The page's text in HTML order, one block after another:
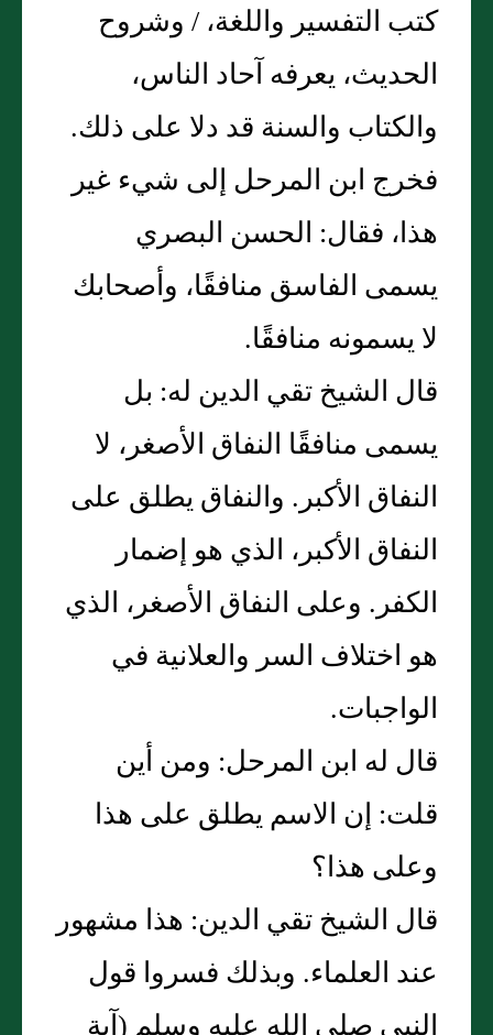
كتب التفسير واللغة، / وشروح
الحديث، يعرفه آحاد الناس،
والكتاب والسنة قد دلا على ذلك‏.‏
فخرج ابن المرحل إلى شيء غير
هذا، فقال‏:‏ الحسن البصري
يسمى الفاسق منافقًا، وأصحابك
لا يسمونه منافقًا‏.‏
قال الشيخ تقي الدين له‏:‏ بل
يسمى منافقًا النفاق الأصغر، لا
النفاق الأكبر‏.‏ والنفاق يطلق على
النفاق الأكبر، الذي هو إضمار
الكفر‏.‏ وعلى النفاق الأصغر، الذي
هو اختلاف السر والعلانية في
الواجبات‏.‏
قال له ابن المرحل‏:‏ ومن أين
قلت‏:‏ إن الاسم يطلق على هذا
وعلى هذا‏؟‏
قال الشيخ تقي الدين‏:‏ هذا مشهور
عند العلماء‏.‏ وبذلك فسروا قول